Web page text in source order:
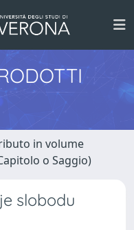
in volume
o Saggio)
slobodu